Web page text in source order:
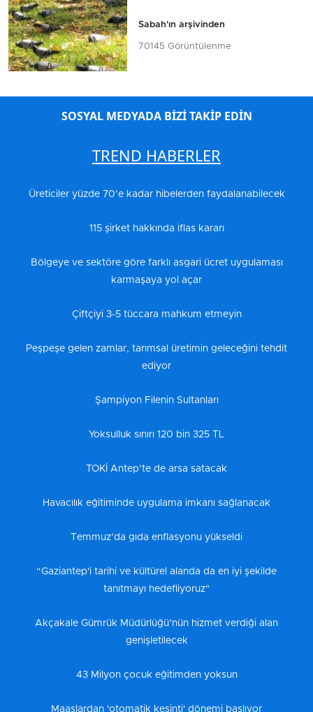
Sabah'ın arşivinden
70145 Görüntülenme
SOSYAL MEDYADA BİZİ TAKİP EDİN
TREND HABERLER
Üreticiler yüzde 70’e kadar hibelerden faydalanabilecek
115 şirket hakkında iflas kararı
Bölgeye ve sektöre göre farklı asgari ücret uygulaması
karmaşaya yol açar
Çiftçiyi 3-5 tüccara mahkum etmeyin
Peşpeşe gelen zamlar, tarımsal üretimin geleceğini tehdit
ediyor
Şampiyon Filenin Sultanları
Yoksulluk sınırı 120 bin 325 TL
TOKİ Antep’te de arsa satacak
Havacılık eğitiminde uygulama imkanı sağlanacak
Temmuz’da gıda enflasyonu yükseldi
“Gaziantep'i tarihi ve kültürel alanda da en iyi şekilde
tanıtmayı hedefliyoruz"
Akçakale Gümrük Müdürlüğü’nün hizmet verdiği alan
genişletilecek
43 Milyon çocuk eğitimden yoksun
Maaşlardan 'otomatik kesinti' dönemi başlıyor